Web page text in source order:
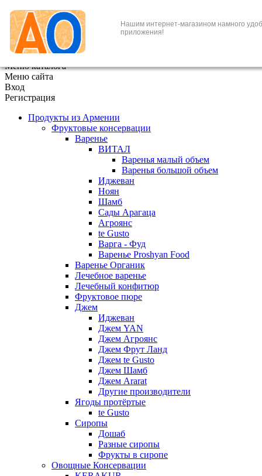
Нашим интернет-магазином намного
приложения!
+7 (495) 646-888-1
В корзине 0 товаров
Меню каталога
Меню сайта
Вход
Регистрация
Продукты из Армении
Фруктовые консервации
Варенье
ВИТАЛ
Варенья малый объем
Варенья большой объем
Иджеван
Ноян
Шамб
Сады Арагаца
Агроянс
te Gusto
Варга - Фуд
Варенье Proshyan Food
Варенье Органик
Лечебное варенье
Лечебный конфитюр
Фруктовое пюре
Джем
Иджеван
Джем YAN
Джем Агроянс
Джем Фрут Ланд
Джем te Gusto
Джем Шамб
Джем Ararat
Другие производители
Ягоды протёртые
te Gusto
Сиропы
Дошаб
Разные сиропы
Фрукты в сиропе
Овощные Консервации